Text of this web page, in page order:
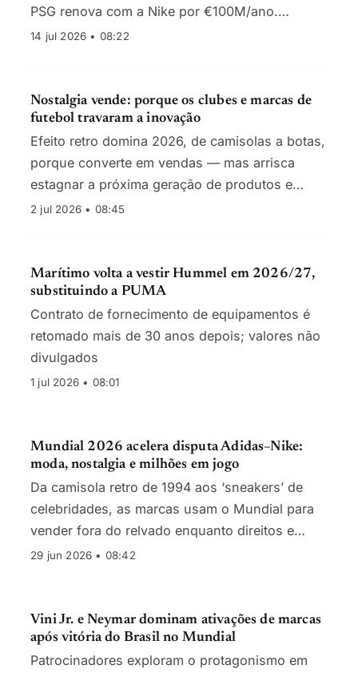
PSG renova com a Nike por €100M/ano.
Juventus é a única italiana no top‑10, com
14 jul 2026 • 08:22
Nostalgia vende: porque os clubes e marcas de
futebol travaram a inovação
Efeito retro domina 2026, de camisolas a botas,
porque converte em vendas — mas arrisca
estagnar a próxima geração de produtos e
receitas.
2 jul 2026 • 08:45
Marítimo volta a vestir Hummel em 2026/27,
substituindo a PUMA
Contrato de fornecimento de equipamentos é
retomado mais de 30 anos depois; valores não
divulgados
1 jul 2026 • 08:01
Mundial 2026 acelera disputa Adidas–Nike:
moda, nostalgia e milhões em jogo
Da camisola retro de 1994 aos ‘sneakers’ de
celebridades, as marcas usam o Mundial para
vender fora do relvado enquanto direitos e
patrocínios encarecem.
29 jun 2026 • 08:42
Vini Jr. e Neymar dominam ativações de marcas
após vitória do Brasil no Mundial
Patrocinadores exploram o protagonismo em